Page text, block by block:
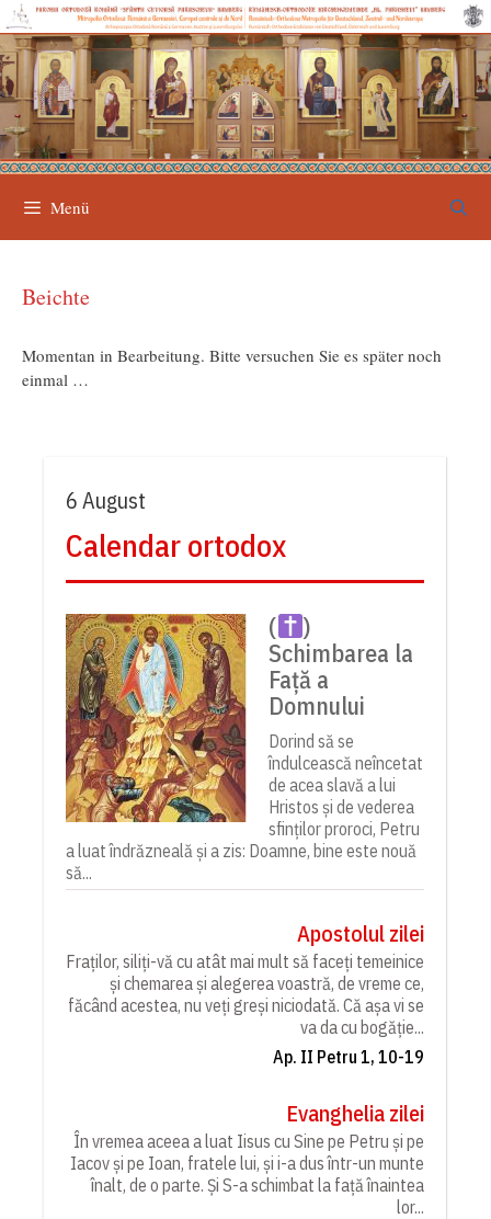
Zum
Inhalt
springen
Menü
Beichte
Momentan in Bearbeitung. Bitte versuchen Sie es später noch
einmal …
6 August
Calendar ortodox
(
)
Schimbarea la
Față a
Domnului
Dorind să se
îndulcească neîncetat
de acea slavă a lui
Hristos și de vederea
sfinților proroci, Petru
a luat îndrăzneală și a zis: Doamne, bine este nouă
să...
Apostolul zilei
Fraților, siliți-vă cu atât mai mult să faceți temeinice
și chemarea și alegerea voastră, de vreme ce,
făcând acestea, nu veți greși niciodată. Că așa vi se
va da cu bogăție...
Ap. II Petru 1, 10-19
Evanghelia zilei
În vremea aceea a luat Iisus cu Sine pe Petru și pe
Iacov și pe Ioan, fratele lui, și i-a dus într-un munte
înalt, de o parte. Și S-a schimbat la față înaintea
lor...